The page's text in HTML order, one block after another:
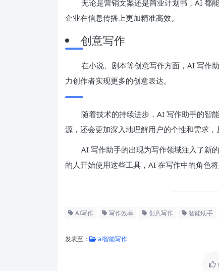
无论是营销文案还是商业计划书，AI 都
企业在信息传播上更加精准高效。
创意写作
在小说、剧本等创意写作方面，AI 写作
力创作者实现更多的创意表达。
随着技术的持续进步，AI 写作助手的智
源，还会更加深入地理解用户的个性和需求，
AI 写作助手的出现为写作领域注入了新
的人开始使用这些工具，AI 在写作中的角色
AI写作 写作效率 创意写作 智能助手
发表至： ai智能写作